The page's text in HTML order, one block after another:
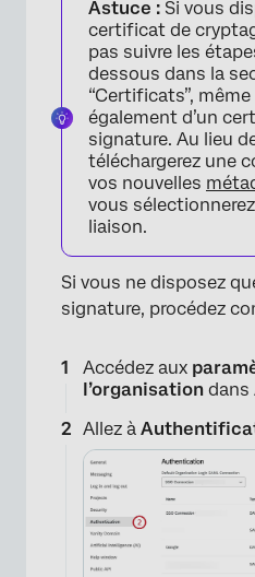
Astuce : Si vous
certificat de
pas suivre les
dessous dans la
“Certificats”,
également d’un
signature. Au lieu
téléchargerez une
vos nouvelles
vous
liaison.
Si vous ne disposez
signature, procédez
Accédez aux
l’organisation dans
Allez à